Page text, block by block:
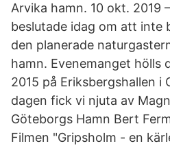
Arvika hamn. 10 okt. 2019
beslutade idag om att inte
den planerade
hamn. Evenemanget hölls
2015 på Eriksbergshallen i
dagen fick vi njuta av
Göteborgs Hamn Bert
Filmen "Gripsholm - en